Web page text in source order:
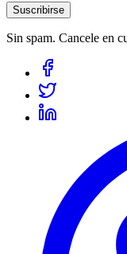
Suscribirse
Sin spam. Cancele en